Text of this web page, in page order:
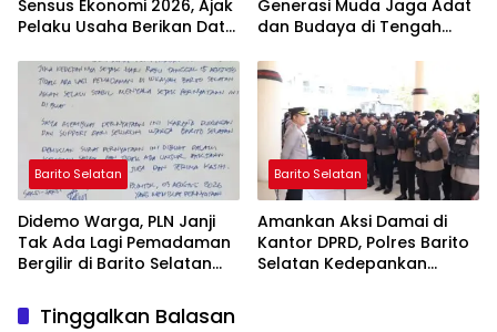
Sensus Ekonomi 2026, Ajak
Pelaku Usaha Berikan Data
Generasi Muda Jaga Adat
dan Budaya di Tengah
Barito Selatan
Didemo Warga, PLN Janji
Tak Ada Lagi Pemadaman
Bergilir di Barito Selatan
Barito Selatan
Amankan Aksi Damai di
Kantor DPRD, Polres Barito
Selatan Kedepankan
Tinggalkan Balasan